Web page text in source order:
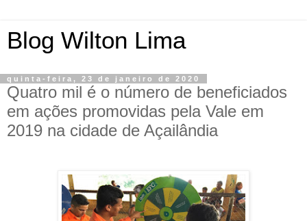
Blog Wilton Lima
quinta-feira, 23 de janeiro de 2020
Quatro mil é o número de beneficiados
em ações promovidas pela Vale em
2019 na cidade de Açailândia